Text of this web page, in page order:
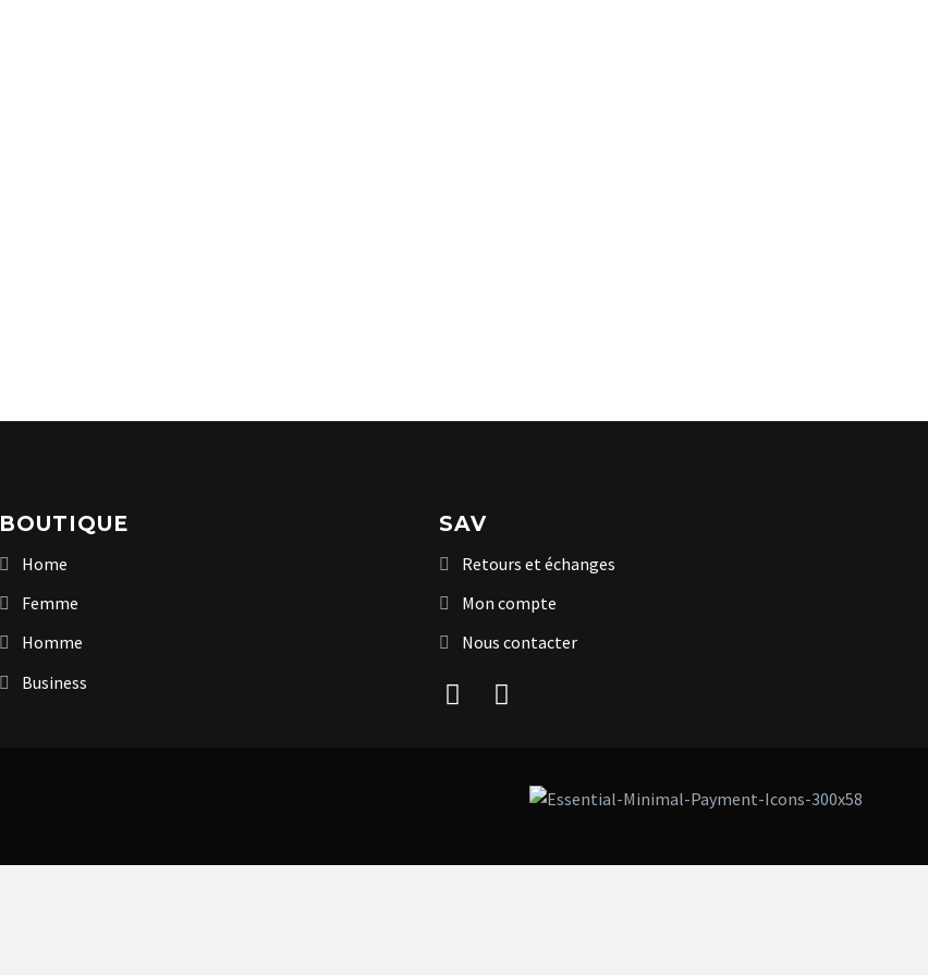
BOUTIQUE
Home
Femme
Homme
Business
SAV
Retours et échanges
Mon compte
Nous contacter